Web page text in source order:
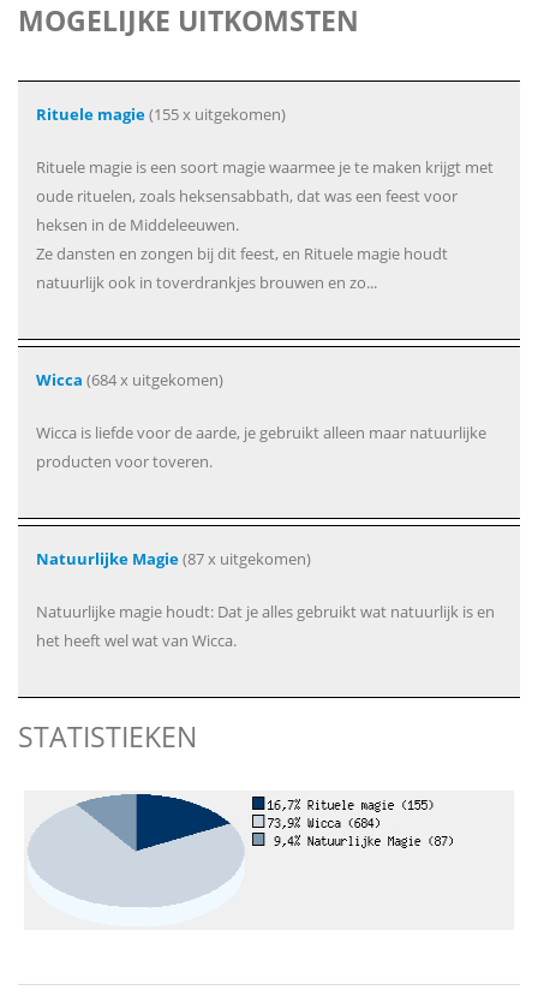
MOGELIJKE UITKOMSTEN
Rituele magie(155 x uitgekomen)
Rituele magie is een soort magie waarmee je te maken krijgt met
oude rituelen, zoals heksensabbath, dat was een feest voor
heksen in de Middeleeuwen.
Ze dansten en zongen bij dit feest, en Rituele magie houdt
natuurlijk ook in toverdrankjes brouwen en zo...
Wicca (684 x uitgekomen)
Wicca is liefde voor de aarde, je gebruikt alleen maar natuurlijke
producten voor toveren.
Natuurlijke Magie(87 x uitgekomen)
Natuurlijke magie houdt: Dat je alles gebruikt wat natuurlijk is en
het heeft wel wat van Wicca.
STATISTIEKEN